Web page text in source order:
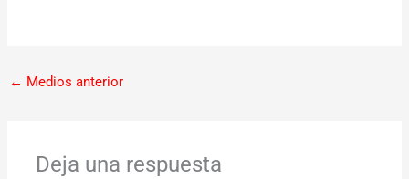
← Medios anterior
Deja una respuesta